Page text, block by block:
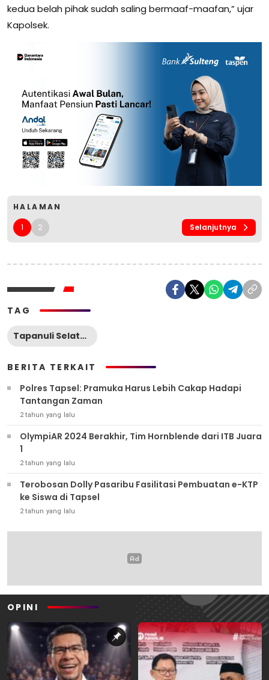
kedua belah pihak sudah saling bermaaf-maafan,” ujar
Kapolsek.
HALAMAN
1 2 Selanjutnya
TAG
Tapanuli Selatan
BERITA TERKAIT
Polres Tapsel: Pramuka Harus Lebih Cakap Hadapi
Tantangan Zaman
2 tahun yang lalu
OlympiAR 2024 Berakhir, Tim Hornblende dari ITB Juara
1
2 tahun yang lalu
Terobosan Dolly Pasaribu Fasilitasi Pembuatan e-KTP
ke Siswa di Tapsel
2 tahun yang lalu
OPINI